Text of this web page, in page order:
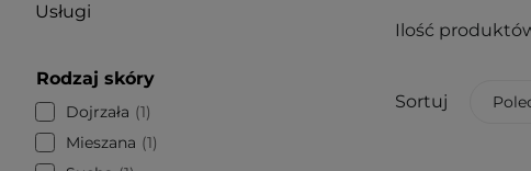
Usługi
Rodzaj skóry
Dojrzała
1
Mieszana
1
Ilość
Sortuj